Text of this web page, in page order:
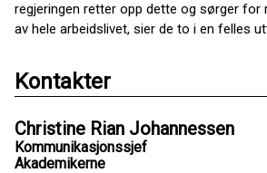
regjeringen retter opp dette og sørger for
av hele arbeidslivet, sier de to i en felles
Kontakter
Christine Rian Johannessen
Kommunikasjonssjef
Akademikerne